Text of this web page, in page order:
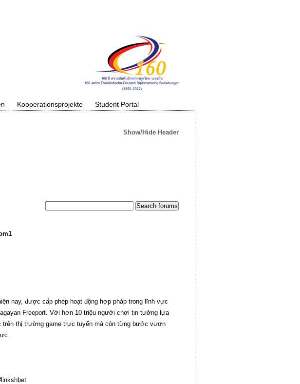
Kooperationsprojekte Student Portal
Show/Hide Header
nay, được cấp phép hoạt động hợp pháp trong lĩnh vực
Freeport. Với hơn 10 triệu người chơi tin tưởng lựa
trên thị trường game trực tuyến mà còn từng bước vươn